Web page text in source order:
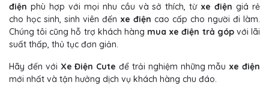
điện phù hợp với mọi nhu cầu và sở thích, từ xe điện giá rẻ
cho học sinh, sinh viên đến xe điện cao cấp cho người đi làm.
Chúng tôi cũng hỗ trợ khách hàng mua xe điện trả gópvới lãi
suất thấp, thủ tục đơn giản.
Hãy đến với Xe Điện Cute để trải nghiệm những mẫu xe điện
mới nhất và tận hưởng dịch vụ khách hàng chu đáo.